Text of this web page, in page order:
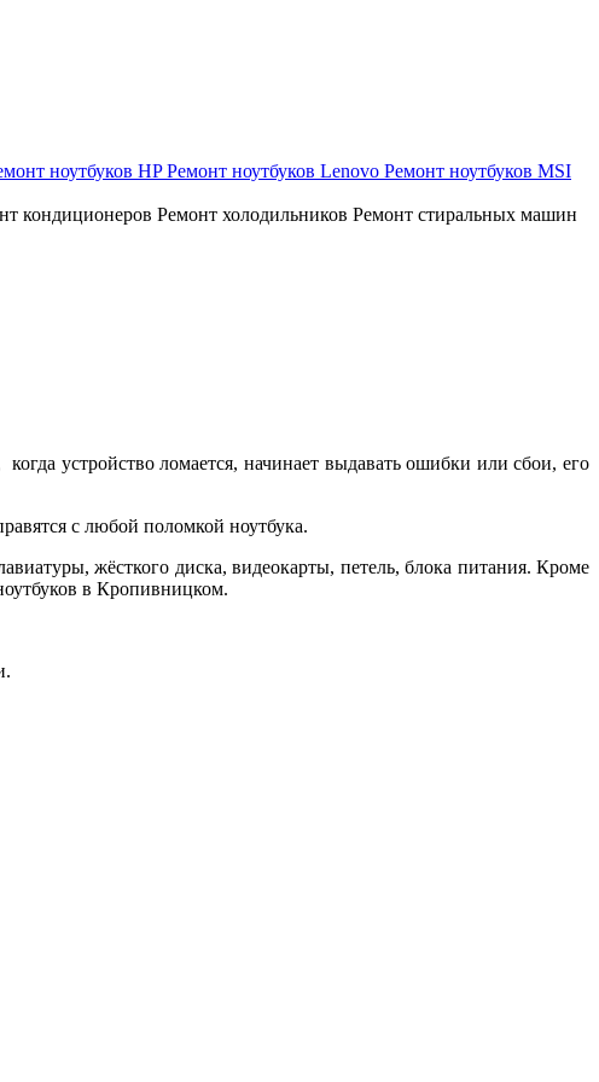
ноутбуков HPРемонт ноутбуков Lenovo Ремонт ноутбуков MSI
кондиционеров Ремонт холодильников Ремонт стиральных машин
устройство ломается, начинает выдавать ошибки или сбои, его
с любой поломкой ноутбука.
жёсткого диска, видеокарты, петель, блока питания. Кроме
в Кропивницком.